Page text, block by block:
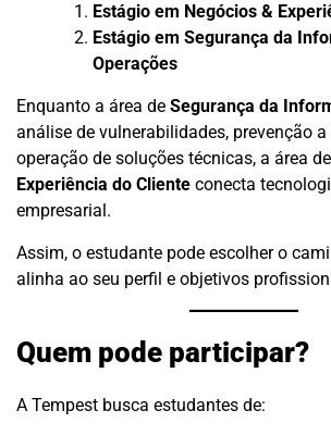
Estágio em Negócios &
Estágio em Segurança da
Operações
Enquanto a área de Segurança da
análise de vulnerabilidades, prevenção
operação de soluções técnicas, a área de
Experiência do Cliente conecta
empresarial.
Assim, o estudante pode escolher o
alinha ao seu perfil e objetivos
Quem pode participar?
A Tempest busca estudantes de: